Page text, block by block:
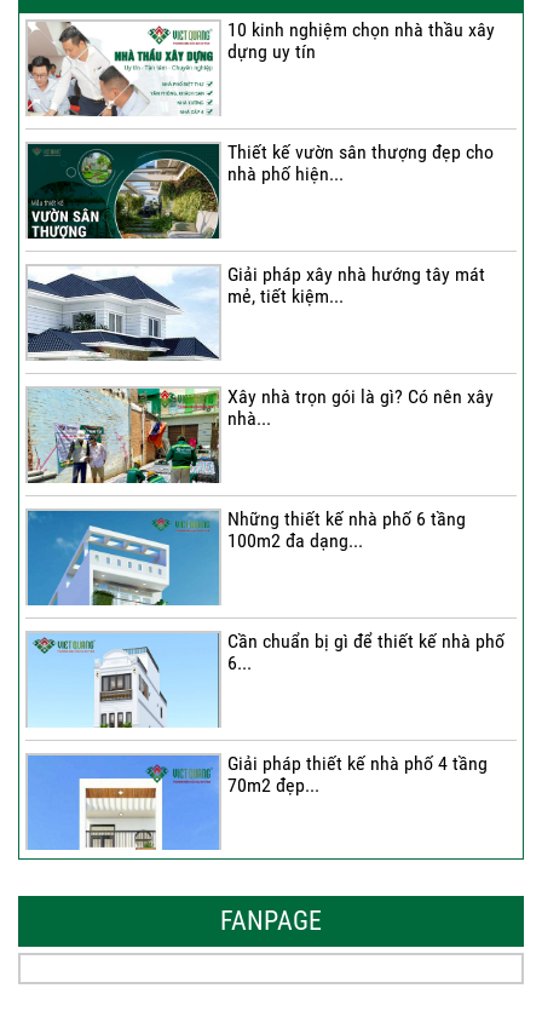
10 kinh nghiệm chọn nhà thầu xây
dựng uy tín
Thiết kế vườn sân thượng đẹp cho
nhà phố hiện...
Giải pháp xây nhà hướng tây mát
mẻ, tiết kiệm...
Xây nhà trọn gói là gì? Có nên xây
nhà...
Những thiết kế nhà phố 6 tầng
100m2 đa dạng...
Cần chuẩn bị gì để thiết kế nhà phố
6...
Giải pháp thiết kế nhà phố 4 tầng
70m2 đẹp...
đẹp, sang...
FANPAGE